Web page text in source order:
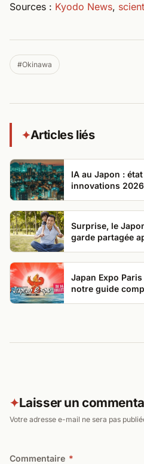
Sources : Kyodo News,
#Okinawa
✦Articles liés
IA au Japon :
innovations 2026
Surprise, le
garde partagée
Japan Expo
notre guide
✦Laisser un
Votre adresse e-mail ne sera pas
Commentaire *